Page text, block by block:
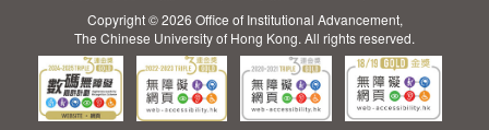
Copyright © 2026 Office of Institutional Advancement,
The Chinese University of Hong Kong. All rights reserved.